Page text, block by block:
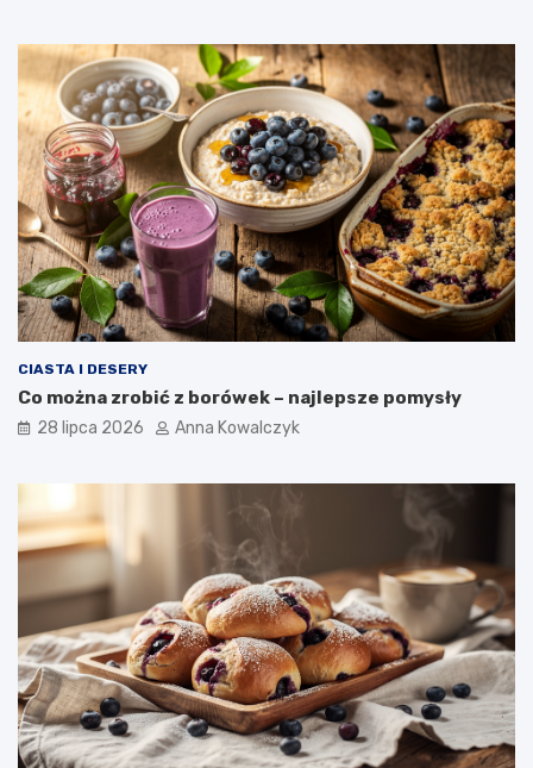
CIASTA I DESERY
Co można zrobić z borówek – najlepsze pomysły
28 lipca 2026 Anna Kowalczyk